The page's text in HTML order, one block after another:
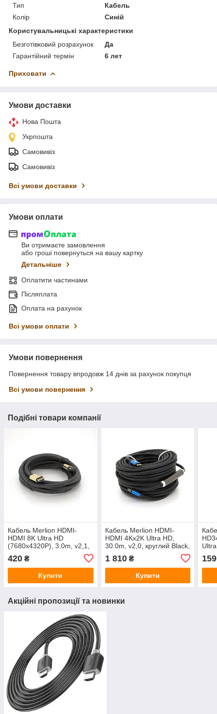
Тип
Кабель
Колір
Синій
Користувальницькі характеристики
Безготівковий розрахунок
Да
Гарантійний термін
6 лет
Приховати
Умови доставки
Нова Пошта
Укрпошта
Самовивіз
Самовивіз
Всі умови доставки
Умови оплати
Ви отримаєте замовлення
або гроші повернуться на вашу картку
Детальніше
Оплатити частинами
Післяплата
Оплата на рахунок
Всі умови оплати
Умови повернення
Повернення товару впродовж 14 днів за рахунок покупця
Всі умови повернення
Подібні товари компанії
Кабель Merlion HDMI-
HDMI 8K Ultra HD
(7680x4320P), 3.0m, v2,1,
круглий Black, коннектор
Blue, Blister-box, Q80
420 ₴
Купити
Кабель Merlion HDMI-
HDMI 4Kx2K Ultra HD,
30.0m, v2,0, круглий Black,
box, Q10
1 810₴
Купити
159
Акційні пропозиції та новинки